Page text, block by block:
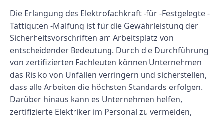
Die Erlangung des Elektrofachkraft -für -Festgelegte -
Tättiguten -Malfung ist für die Gewährleistung der
Sicherheitsvorschriften am Arbeitsplatz von
entscheidender Bedeutung. Durch die Durchführung
von zertifizierten Fachleuten können Unternehmen
das Risiko von Unfällen verringern und sicherstellen,
dass alle Arbeiten die höchsten Standards erfolgen.
Darüber hinaus kann es Unternehmen helfen,
zertifizierte Elektriker im Personal zu vermeiden,